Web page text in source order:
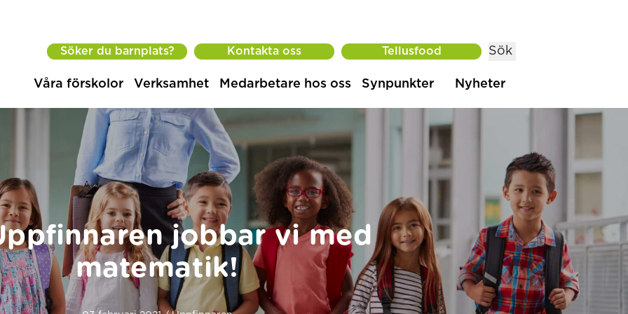
Söker du barnplats? Kontakta oss Tellusfood Sök
Våra förskolor Verksamhet Medarbetare hos oss Synpunkter Nyheter
jobbar vi med
matematik!